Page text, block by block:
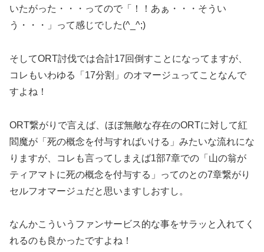
いたがった・・・ってので「！！あぁ・・・そうい
う・・・」って感じでした(^_^;)
そしてORT討伐では合計17回倒すことになってますが、
コレもいわゆる「17分割」のオマージュってことなんで
すよね！
ORT繋がりで言えば、ほぼ無敵な存在のORTに対して紅
閻魔が「死の概念を付与すればいける」みたいな流れにな
りますが、コレも言ってしまえば1部7章での「山の翁が
ティアマトに死の概念を付与する」ってのとの7章繋がり
セルフオマージュだと思いますしおすし。
なんかこういうファンサービス的な事をサラッと入れてく
れるのも良かったですよね！